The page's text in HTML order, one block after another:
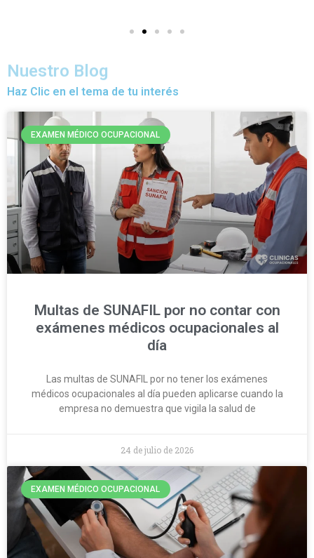
Nuestro Blog
Haz Clic en el tema de tu interés
EXAMEN MÉDICO OCUPACIONAL
Multas de SUNAFIL por no contar con
exámenes médicos ocupacionales al
día
Las multas de SUNAFIL por no tener los exámenes
médicos ocupacionales al día pueden aplicarse cuando la
empresa no demuestra que vigila la salud de
24 de julio de 2026
EXAMEN MÉDICO OCUPACIONAL